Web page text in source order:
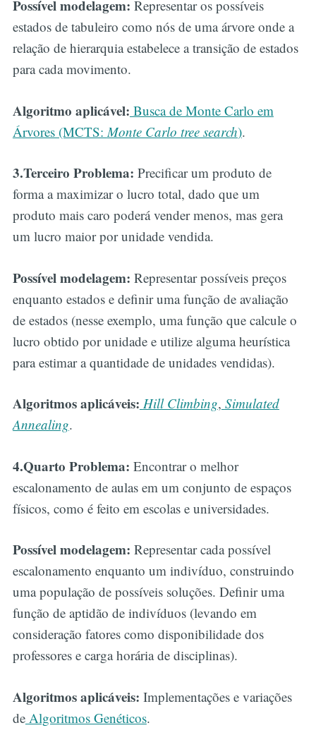
Possível modelagem: Representar os possíveis
estados de tabuleiro como nós de uma árvore onde a
relação de hierarquia estabelece a transição de estados
para cada movimento.
Algoritmo aplicável: Busca de Monte Carlo em
Árvores (MCTS: Monte Carlo tree search).
3.Terceiro Problema: Precificar um produto de
forma a maximizar o lucro total, dado que um
produto mais caro poderá vender menos, mas gera
um lucro maior por unidade vendida.
Possível modelagem: Representar possíveis preços
enquanto estados e definir uma função de avaliação
de estados (nesse exemplo, uma função que calcule o
lucro obtido por unidade e utilize alguma heurística
para estimar a quantidade de unidades vendidas).
Algoritmos aplicáveis: Hill Climbing, Simulated
Annealing.
4.Quarto Problema: Encontrar o melhor
escalonamento de aulas em um conjunto de espaços
físicos, como é feito em escolas e universidades.
Possível modelagem: Representar cada possível
escalonamento enquanto um indivíduo, construindo
uma população de possíveis soluções. Definir uma
função de aptidão de indivíduos (levando em
consideração fatores como disponibilidade dos
professores e carga horária de disciplinas).
Algoritmos aplicáveis: Implementações e variações
deAlgoritmos Genéticos.